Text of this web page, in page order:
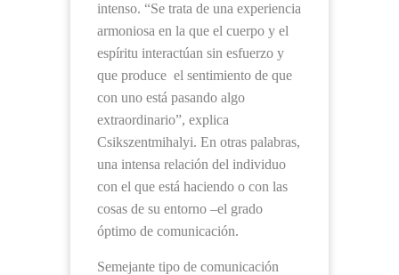
intenso. “Se trata de una experiencia
armoniosa en la que el cuerpo y el
espíritu interactúan sin esfuerzo y
que produce el sentimiento de que
con uno está pasando algo
extraordinario”, explica
Csikszentmihalyi. En otras palabras,
una intensa relación del individuo
con el que está haciendo o con las
cosas de su entorno –el grado
óptimo de comunicación.
Semejante tipo de comunicación